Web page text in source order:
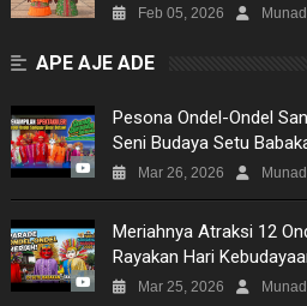
Feb 05, 2026
APE AJE ADE
Pesona Ondel-Ondel
Seni Budaya Setu
Mar 26, 2026
Meriahnya Atraksi 12
Rayakan Hari
Mar 25, 2026